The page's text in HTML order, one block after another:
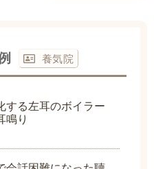
養気院
する左耳のボイラー
鳴り